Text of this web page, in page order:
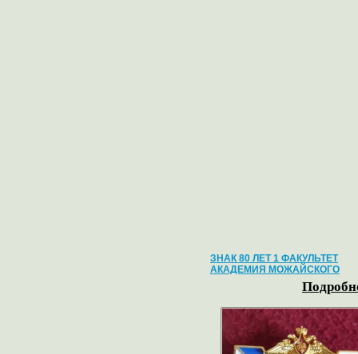
ЗНАК 80 ЛЕТ 1 ФАКУЛЬТЕТ
АКАДЕМИЯ МОЖАЙСКОГО